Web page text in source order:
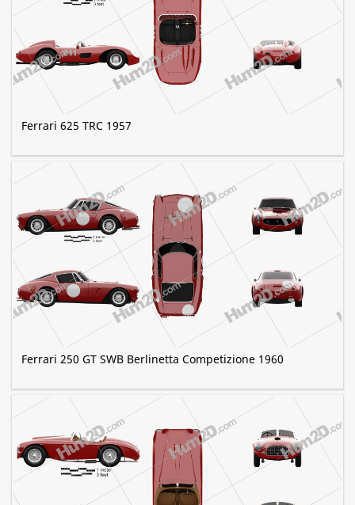
Ferrari 625 TRC 1957
Ferrari 250 GT SWB Berlinetta Competizione 1960